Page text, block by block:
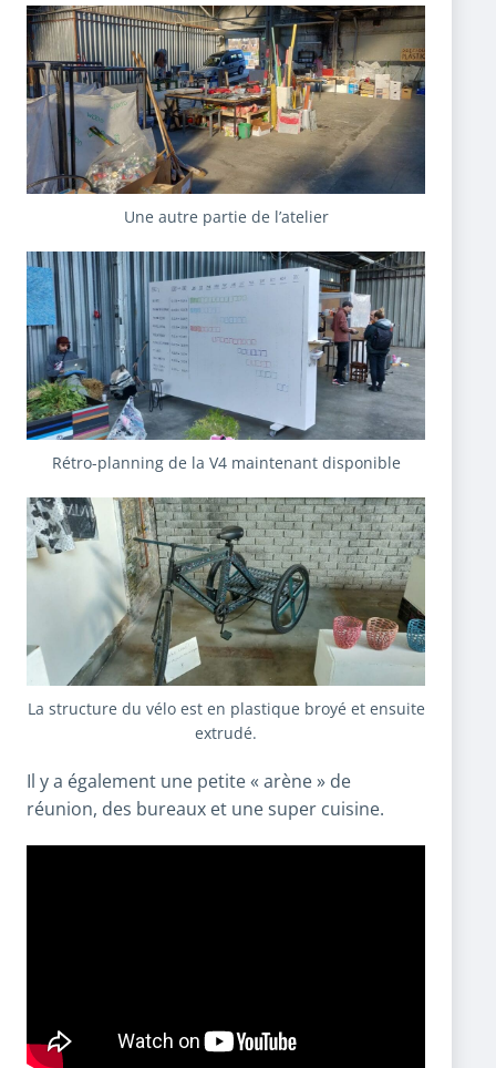
Une autre partie de l’atelier
Rétro-planning de la V4 maintenant disponible
La structure du vélo est en plastique broyé et ensuite
extrudé.
Il y a également une petite « arène » de
réunion, des bureaux et une super cuisine.